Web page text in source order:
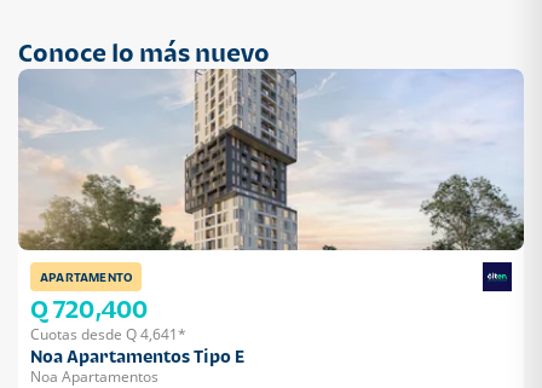
Conoce lo más nuevo
APARTAMENTO
Q 720,400
Cuotas desde Q 4,641*
Noa Apartamentos Tipo E
Noa Apartamentos